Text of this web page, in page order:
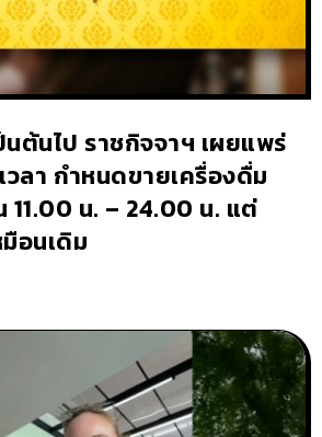
ต้นไป ราชกิจจาฯ เผยแพร่
วลา กำหนดขายเครื่องดื่ม
11.00 น. – 24.00 น. แต่
อนเดิม